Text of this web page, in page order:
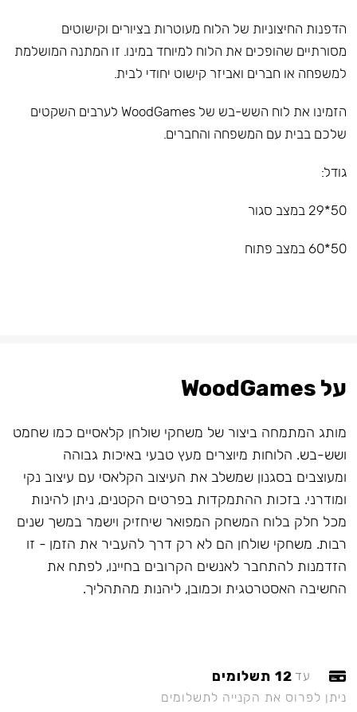
הדפנות החיצוניות של הלוח מעוטרות בציורים וקישוטים
מסורתיים שהופכים את הלוח למיוחד במינו. זו המתנה המושלמת
למשפחה או חברים ואביזר קישוט יחודי לבית.
הזמינו את לוח השש-בש של WoodGames לערבים השקטים
שלכם בבית עם המשפחה והחברים.
גודל:
50*29 במצב סגור
50*60 במצב פתוח
על WoodGames
מותג המתמחה ביצור של משחקי שולחן קלאסיים כמו שחמט
ושש-בש. הלוחות מיוצרים מעץ טבעי באיכות גבוהה
ומעוצבים בסגנון שמשלב את העיצוב הקלאסי עם עיצוב נקי
ומודרני. בזכות ההתמקדות בפרטים הקטנים, ניתן להינות
מכל חלק בלוח המשחק המפואר שיחזיק וישמר במשך שנים
רבות. משחקי שולחן הם לא רק דרך להעביר את הזמן - זו
הזדמנות להתחבר לאנשים הקרובים בחיינו, לפתח את
החשיבה האסטרטגית וכמובן, ליהנות מהתהליך.
עד 12 תשלומים
ניתן לפרוס את הקנייה לתשלומים